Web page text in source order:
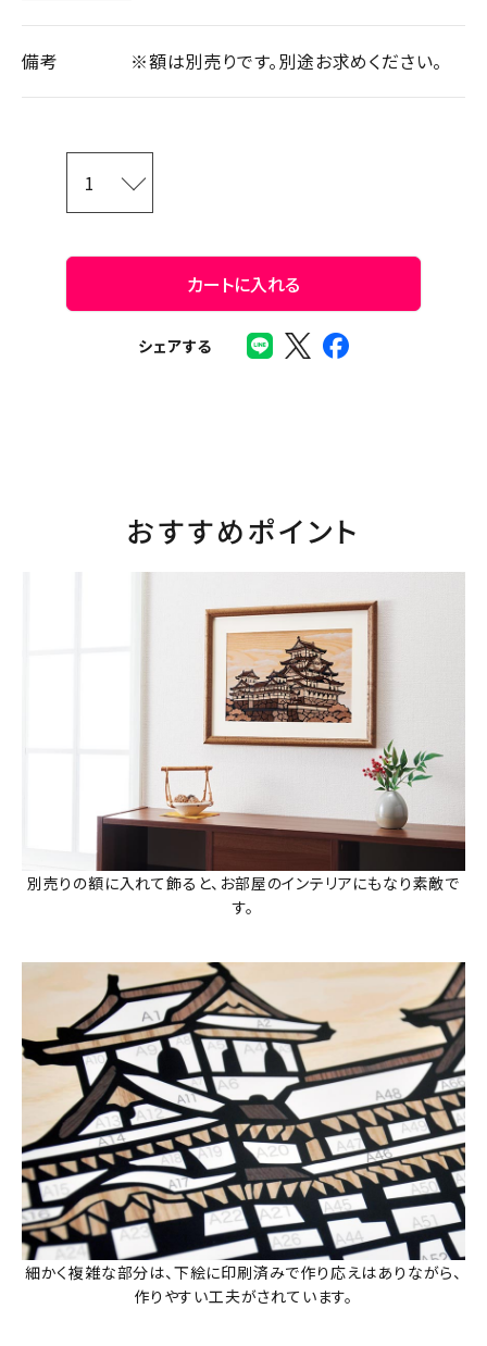
備考 ※額は別売りです。別途お求めください。
カートに入れる
シェアする
おすすめポイント
別売りの額に入れて飾ると、お部屋のインテリアにもなり素敵で
す。
細かく複雑な部分は、下絵に印刷済みで作り応えはありながら、
作りやすい工夫がされています。